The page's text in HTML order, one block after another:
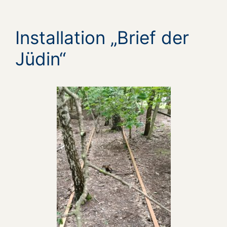
Installation „Brief der
Jüdin“